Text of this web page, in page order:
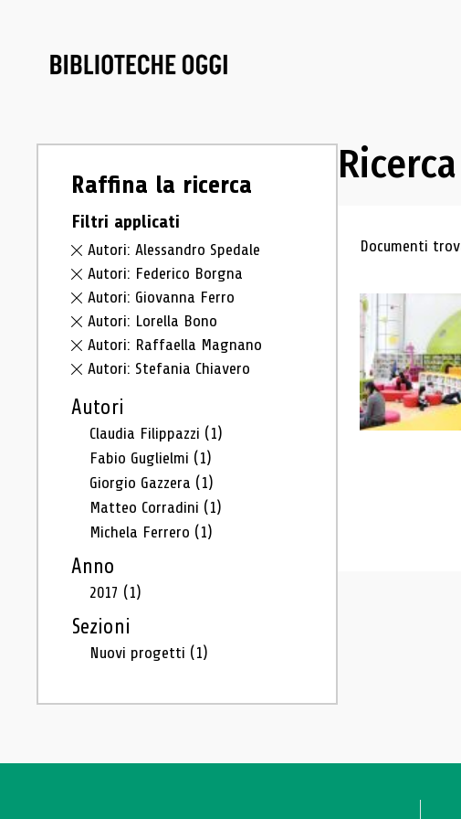
Raffina la ricerca
Filtri applicati
Autori: Alessandro Spedale
Autori: Federico Borgna
Autori: Giovanna Ferro
Autori: Lorella Bono
Autori: Raffaella Magnano
Autori: Stefania Chiavero
Autori
Claudia Filippazzi (1)
Fabio Guglielmi (1)
Giorgio Gazzera (1)
Matteo Corradini (1)
Michela Ferrero (1)
Anno
2017 (1)
Sezioni
Nuovi progetti (1)
Ricerca
Documenti